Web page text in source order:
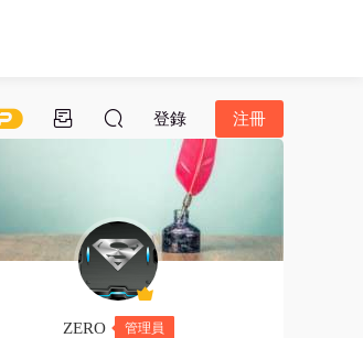
登錄 注冊
ZERO 管理員